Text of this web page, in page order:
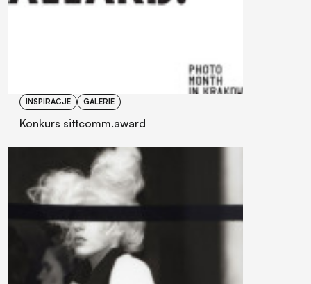
INSPIRACJE GALERIE
Konkurs sittcomm.award